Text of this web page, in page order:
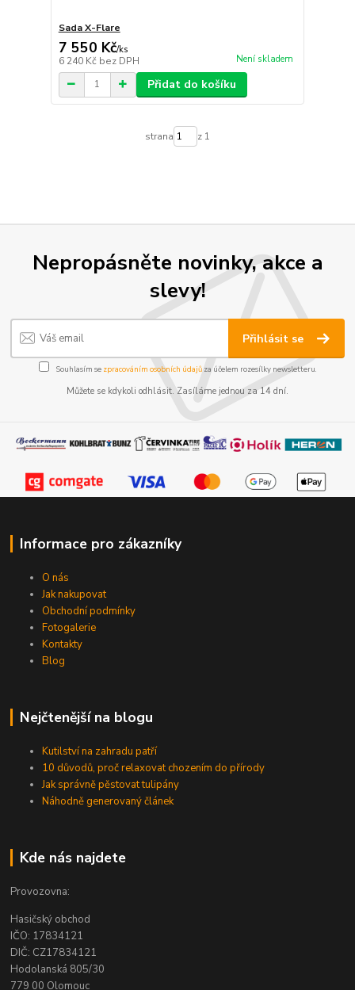
Sada X-Flare
7 550 Kč/ks
6 240 Kč bez DPH Není skladem
Přidat do košíku
strana z 1
Nepropásněte novinky, akce a
slevy!
Přihlásit se
Souhlasím se zpracováním osobních údajůza účelem rozesílky newsletteru.
Můžete se kdykoli odhlásit. Zasíláme jednou za 14 dní.
Informace pro zákazníky
O nás
Jak nakupovat
Obchodní podmínky
Fotogalerie
Kontakty
Blog
Nejčtenější na blogu
Kutilství na zahradu patří
10 důvodů, proč relaxovat chozením do přírody
Jak správně pěstovat tulipány
Náhodně generovaný článek
Kde nás najdete
Provozovna:
Hasičský obchod
IČO: 17834121
DIČ: CZ17834121
Hodolanská 805/30
779 00 Olomouc